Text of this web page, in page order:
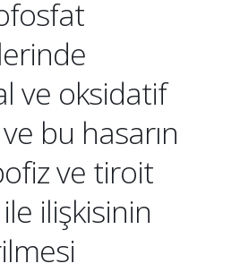
ve oksidatif
bu hasarın
ve tiroit
ilişkisinin